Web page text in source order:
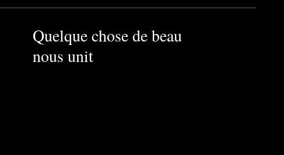
Quelque chose de beau
nous unit